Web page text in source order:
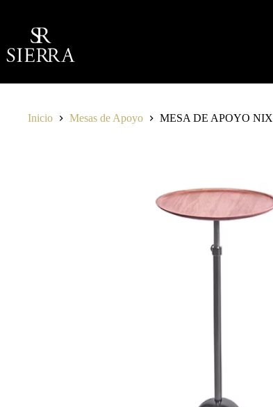
contenido
Inicio Mesas de Apoyo
MESA DE APOYO NIX